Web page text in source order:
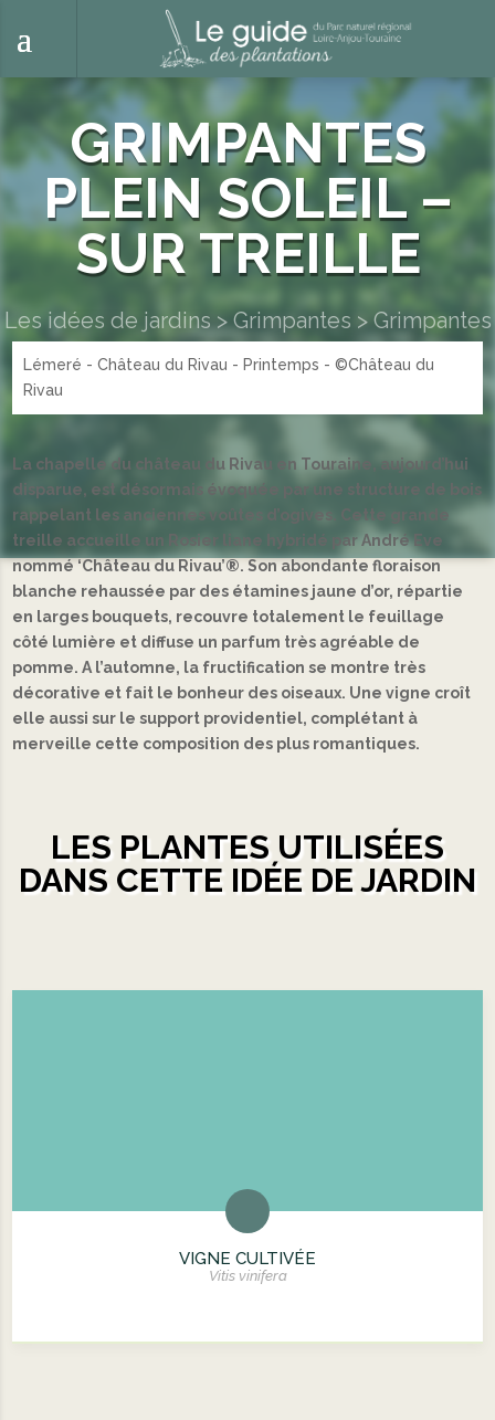
GRIMPANTES
PLEIN SOLEIL –
SUR TREILLE
Les idées de jardins > Grimpantes > Grimpantes
plein soleil – sur treille
Lémeré - Château du Rivau - Printemps - ©Château du
Rivau
La chapelle du château du Rivau en Touraine, aujourd’hui
disparue, est désormais évoquée par une structure de bois
rappelant les anciennes voûtes d’ogives. Cette grande
treille accueille un Rosier liane hybridé par André Eve
nommé ‘Château du Rivau’®. Son abondante floraison
blanche rehaussée par des étamines jaune d’or, répartie
en larges bouquets, recouvre totalement le feuillage
côté lumière et diffuse un parfum très agréable de
pomme. A l’automne, la fructification se montre très
décorative et fait le bonheur des oiseaux. Une vigne croît
elle aussi sur le support providentiel, complétant à
merveille cette composition des plus romantiques.
LES PLANTES UTILISÉES
DANS CETTE IDÉE DE JARDIN
VIGNE CULTIVÉE
Vitis vinifera